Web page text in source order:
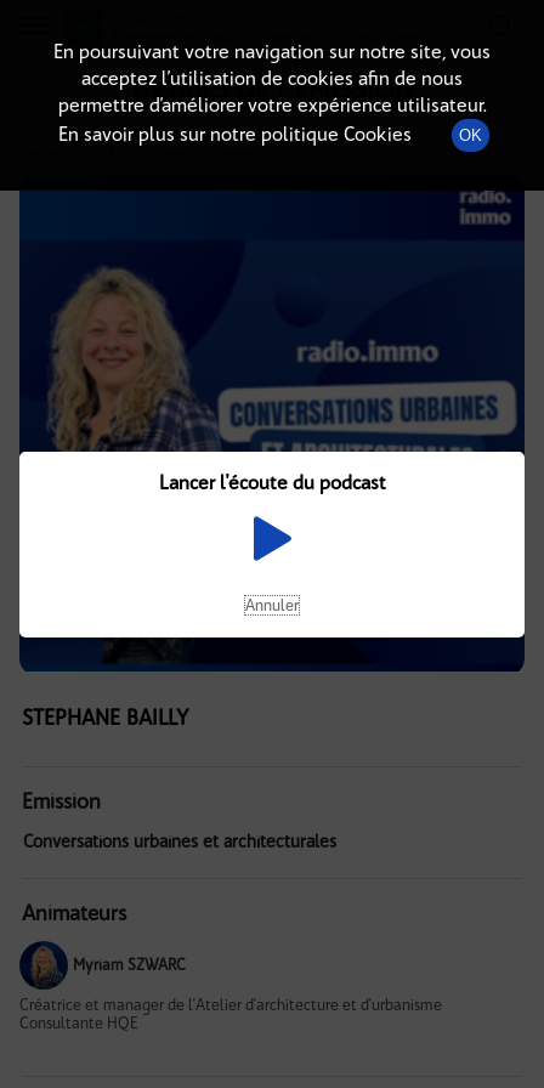
DÉTAILS DE L'ÉMISSION
STEPHANE BAILLY
Emission
Conversations urbaines et architecturales
Animateurs
Myriam SZWARC
Créatrice et manager de l'Atelier d'architecture et d'urbanisme
Consultante HQE
En poursuivant votre navigation sur notre site, vous
acceptez l’utilisation de cookies afin de nous
permettre d’améliorer votre expérience utilisateur.
En savoir plus sur notre politique Cookies
OK
Lancer l'écoute du podcast
Annuler